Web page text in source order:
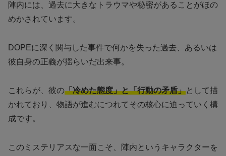
陣内には、過去に大きなトラウマや秘密があることがほの
めかされています。
DOPEに深く関与した事件で何かを失った過去、あるいは
彼自身の正義が揺らいだ出来事。
これらが、彼の「冷めた態度」と「行動の矛盾」として描
かれており、物語が進むにつれてその核心に迫っていく構
成です。
このミステリアスな一面こそ、陣内というキャラクターを